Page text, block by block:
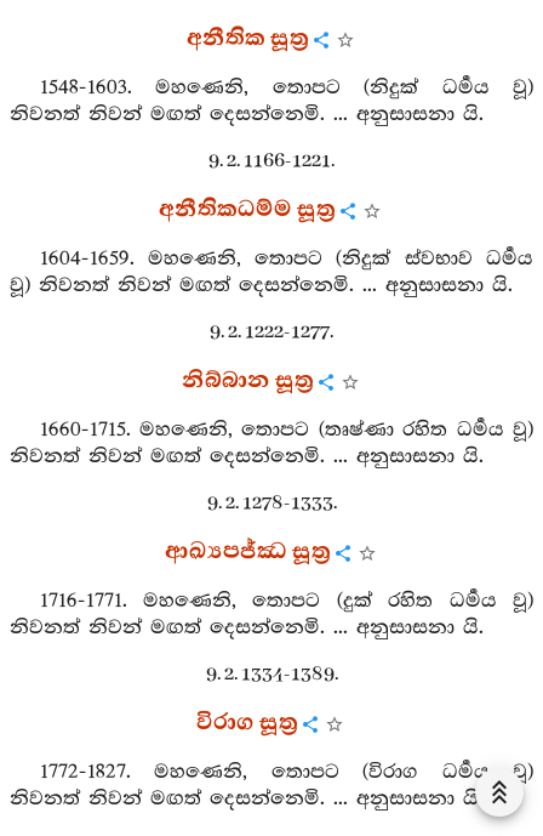
අනීතික සූත්‍ර
1548-1603. මහණෙනි, තොපට (නිදුක් ධර්‍මය වූ)
නිවනත් නිවන් මඟත් දෙසන්නෙමි. ... අනුසාසනා යි.
9. 2. 1166-1221.
අනීතිකධම්ම සූත්‍ර
1604-1659. මහණෙනි, තොපට (නිදුක් ස්වභාව ධර්‍මය
වූ) නිවනත් නිවන් මඟත් දෙසන්නෙමි. ... අනුසාසනා යි.
9. 2. 1222-1277.
නිබ්බාන සූත්‍ර
1660-1715. මහණෙනි, තොපට (තෘෂ්ණා රහිත ධර්‍මය වූ)
නිවනත් නිවන් මඟත් දෙසන්නෙමි. ... අනුසාසනා යි.
9. 2. 1278-1333.
ආඛ්‍යපජ්ඣ සූත්‍ර
1716-1771. මහණෙනි, තොපට (දුක් රහිත ධර්‍මය වූ)
නිවනත් නිවන් මඟත් දෙසන්නෙමි. ... අනුසාසනා යි.
9. 2. 1334-1389.
විරාග සූත්‍ර
1772-1827. මහණෙනි, තොපට (විරාග ධර්‍මය වූ)
නිවනත් නිවන් මඟත් දෙසන්නෙමි. ... අනුසාසනා යි.